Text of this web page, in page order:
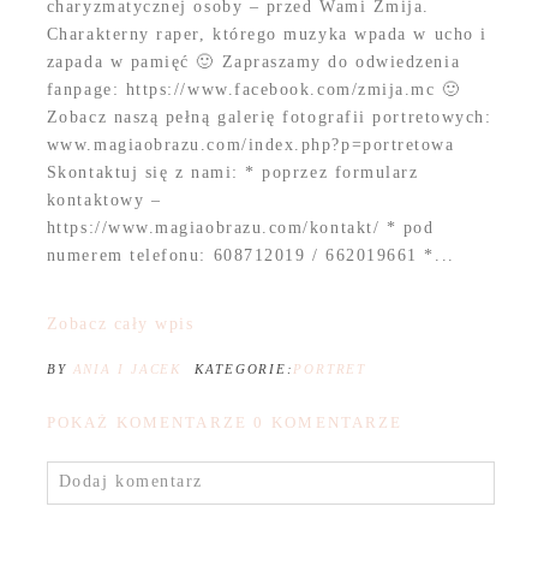
charyzmatycznej osoby – przed Wami Żmija.
Charakterny raper, którego muzyka wpada w ucho i
zapada w pamięć 🙂 Zapraszamy do odwiedzenia
fanpage: https://www.facebook.com/zmija.mc 🙂
Zobacz naszą pełną galerię fotografii portretowych:
www.magiaobrazu.com/index.php?p=portretowa
Skontaktuj się z nami: * poprzez formularz
kontaktowy –
https://www.magiaobrazu.com/kontakt/ * pod
numerem telefonu: 608712019 / 662019661 *...
Zobacz cały wpis
BY ANIA I JACEK KATEGORIE: PORTRET
POKAŻ KOMENTARZE 0 KOMENTARZE
Dodaj komentarz